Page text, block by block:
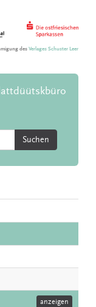
desVerlages Schuster Leer
Suchen
anzeigen